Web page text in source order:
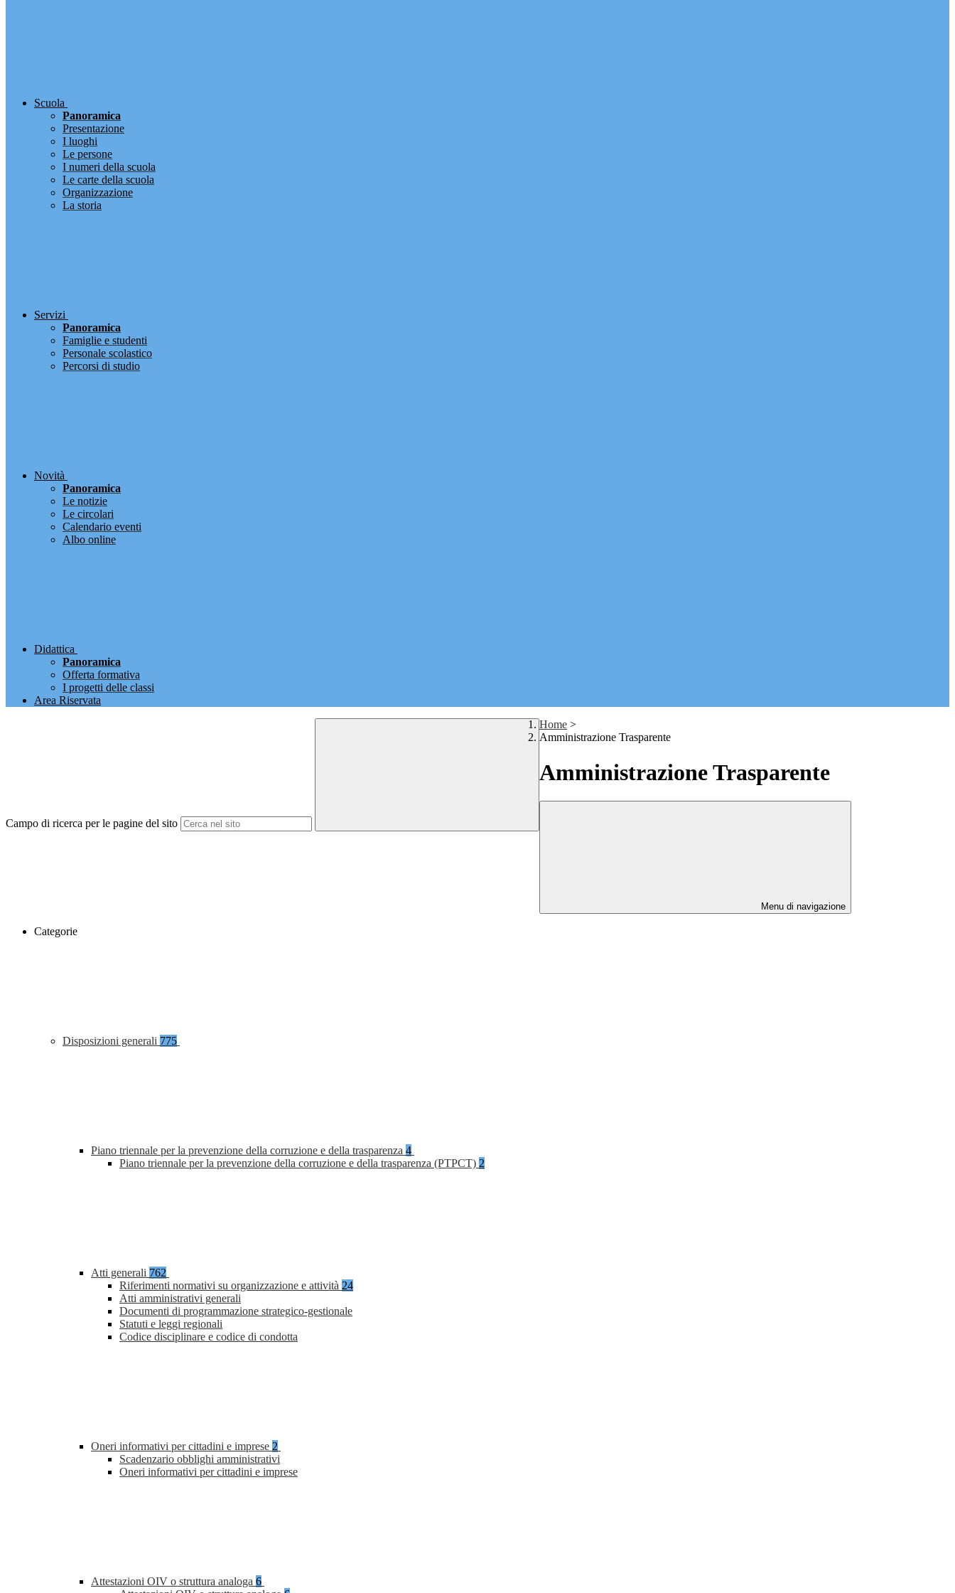
Scuola
Panoramica
Presentazione
I luoghi
Le persone
I numeri della scuola
Le carte della scuola
Organizzazione
La storia
Servizi
Panoramica
Famiglie e studenti
Personale scolastico
Percorsi di studio
Novità
Panoramica
Le notizie
Le circolari
Calendario eventi
Albo online
Didattica
Panoramica
Offerta formativa
I progetti delle classi
Area Riservata
Campo di ricerca per le pagine del sito
Home >
Amministrazione Trasparente
Amministrazione Trasparente
Menu di navigazione
Categorie
Disposizioni generali 775
Piano triennale per la prevenzione della corruzione e della trasparenza 4
Piano triennale per la prevenzione della corruzione e della trasparenza (PTPCT) 2
Atti generali 762
Riferimenti normativi su organizzazione e attività 24
Atti amministrativi generali
Documenti di programmazione strategico-gestionale
Statuti e leggi regionali
Codice disciplinare e codice di condotta
Oneri informativi per cittadini e imprese 2
Scadenzario obblighi amministrativi
Oneri informativi per cittadini e imprese
Attestazioni OIV o struttura analoga 6